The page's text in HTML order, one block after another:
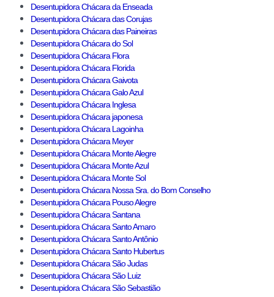
Desentupidora Chácara da Enseada
Desentupidora Chácara das Corujas
Desentupidora Chácara das Paineiras
Desentupidora Chácara do Sol
Desentupidora Chácara Flora
Desentupidora Chácara Florida
Desentupidora Chácara Gaivota
Desentupidora Chácara Galo Azul
Desentupidora Chácara Inglesa
Desentupidora Chácara japonesa
Desentupidora Chácara Lagoinha
Desentupidora Chácara Meyer
Desentupidora Chácara Monte Alegre
Desentupidora Chácara Monte Azul
Desentupidora Chácara Monte Sol
Desentupidora Chácara Nossa Sra. do Bom Conselho
Desentupidora Chácara Pouso Alegre
Desentupidora Chácara Santana
Desentupidora Chácara Santo Amaro
Desentupidora Chácara Santo Antônio
Desentupidora Chácara Santo Hubertus
Desentupidora Chácara São Judas
Desentupidora Chácara São Luiz
Desentupidora Chácara São Sebastião